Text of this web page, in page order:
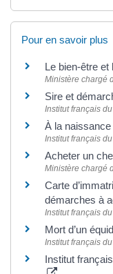
Pour en savoir plus
Le bien-être
Ministère chargé
Sire et
Institut français
À la naissance
Institut français
Acheter un
Ministère chargé
Carte
démarches à
Institut français
Mort d’un
Institut français
Institut